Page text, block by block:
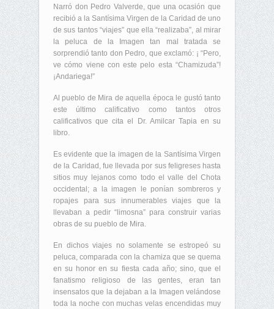
Narró don Pedro Valverde, que una ocasión que
recibió a la Santísima Virgen de la Caridad de uno
de sus tantos “viajes” que ella “realizaba”, al mirar
la peluca de la Imagen tan mal tratada se
sorprendió tanto don Pedro, que exclamó: ¡ “Pero,
ve cómo viene con este pelo esta “Chamizuda”!
¡Andariega!”
Al pueblo de Mira de aquella época le gustó tanto
este último calificativo como tantos otros
calificativos que cita el Dr. Amilcar Tapia en su
libro.
Es evidente que la imagen de la Santísima Virgen
de la Caridad, fue llevada por sus feligreses hasta
sitios muy lejanos como todo el valle del Chota
occidental; a la imagen le ponían sombreros y
ropajes para sus innumerables viajes que la
llevaban a pedir “limosna” para construir varias
obras de su pueblo de Mira.
En dichos viajes no solamente se estropeó su
peluca, comparada con la chamiza que se quema
en su honor en su fiesta cada año; sino, que el
fanatismo religioso de las gentes, eran tan
insensatos que la dejaban a la Imagen velándose
toda la noche con muchas velas encendidas muy